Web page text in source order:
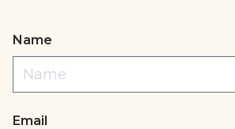
Name
Email